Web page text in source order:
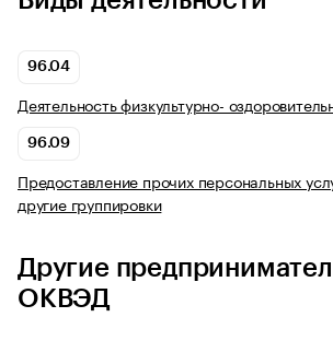
96.04
Деятельность физкультурно-
96.09
Предоставление прочих персональных
другие группировки
Другие
ОКВЭД